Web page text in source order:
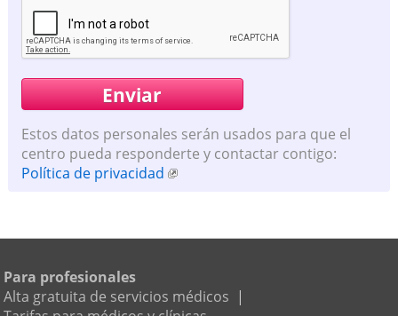
Estos datos personales serán usados para que el
centro pueda responderte y contactar contigo:
Política de privacidad
Para profesionales
Alta gratuita de servicios médicos |